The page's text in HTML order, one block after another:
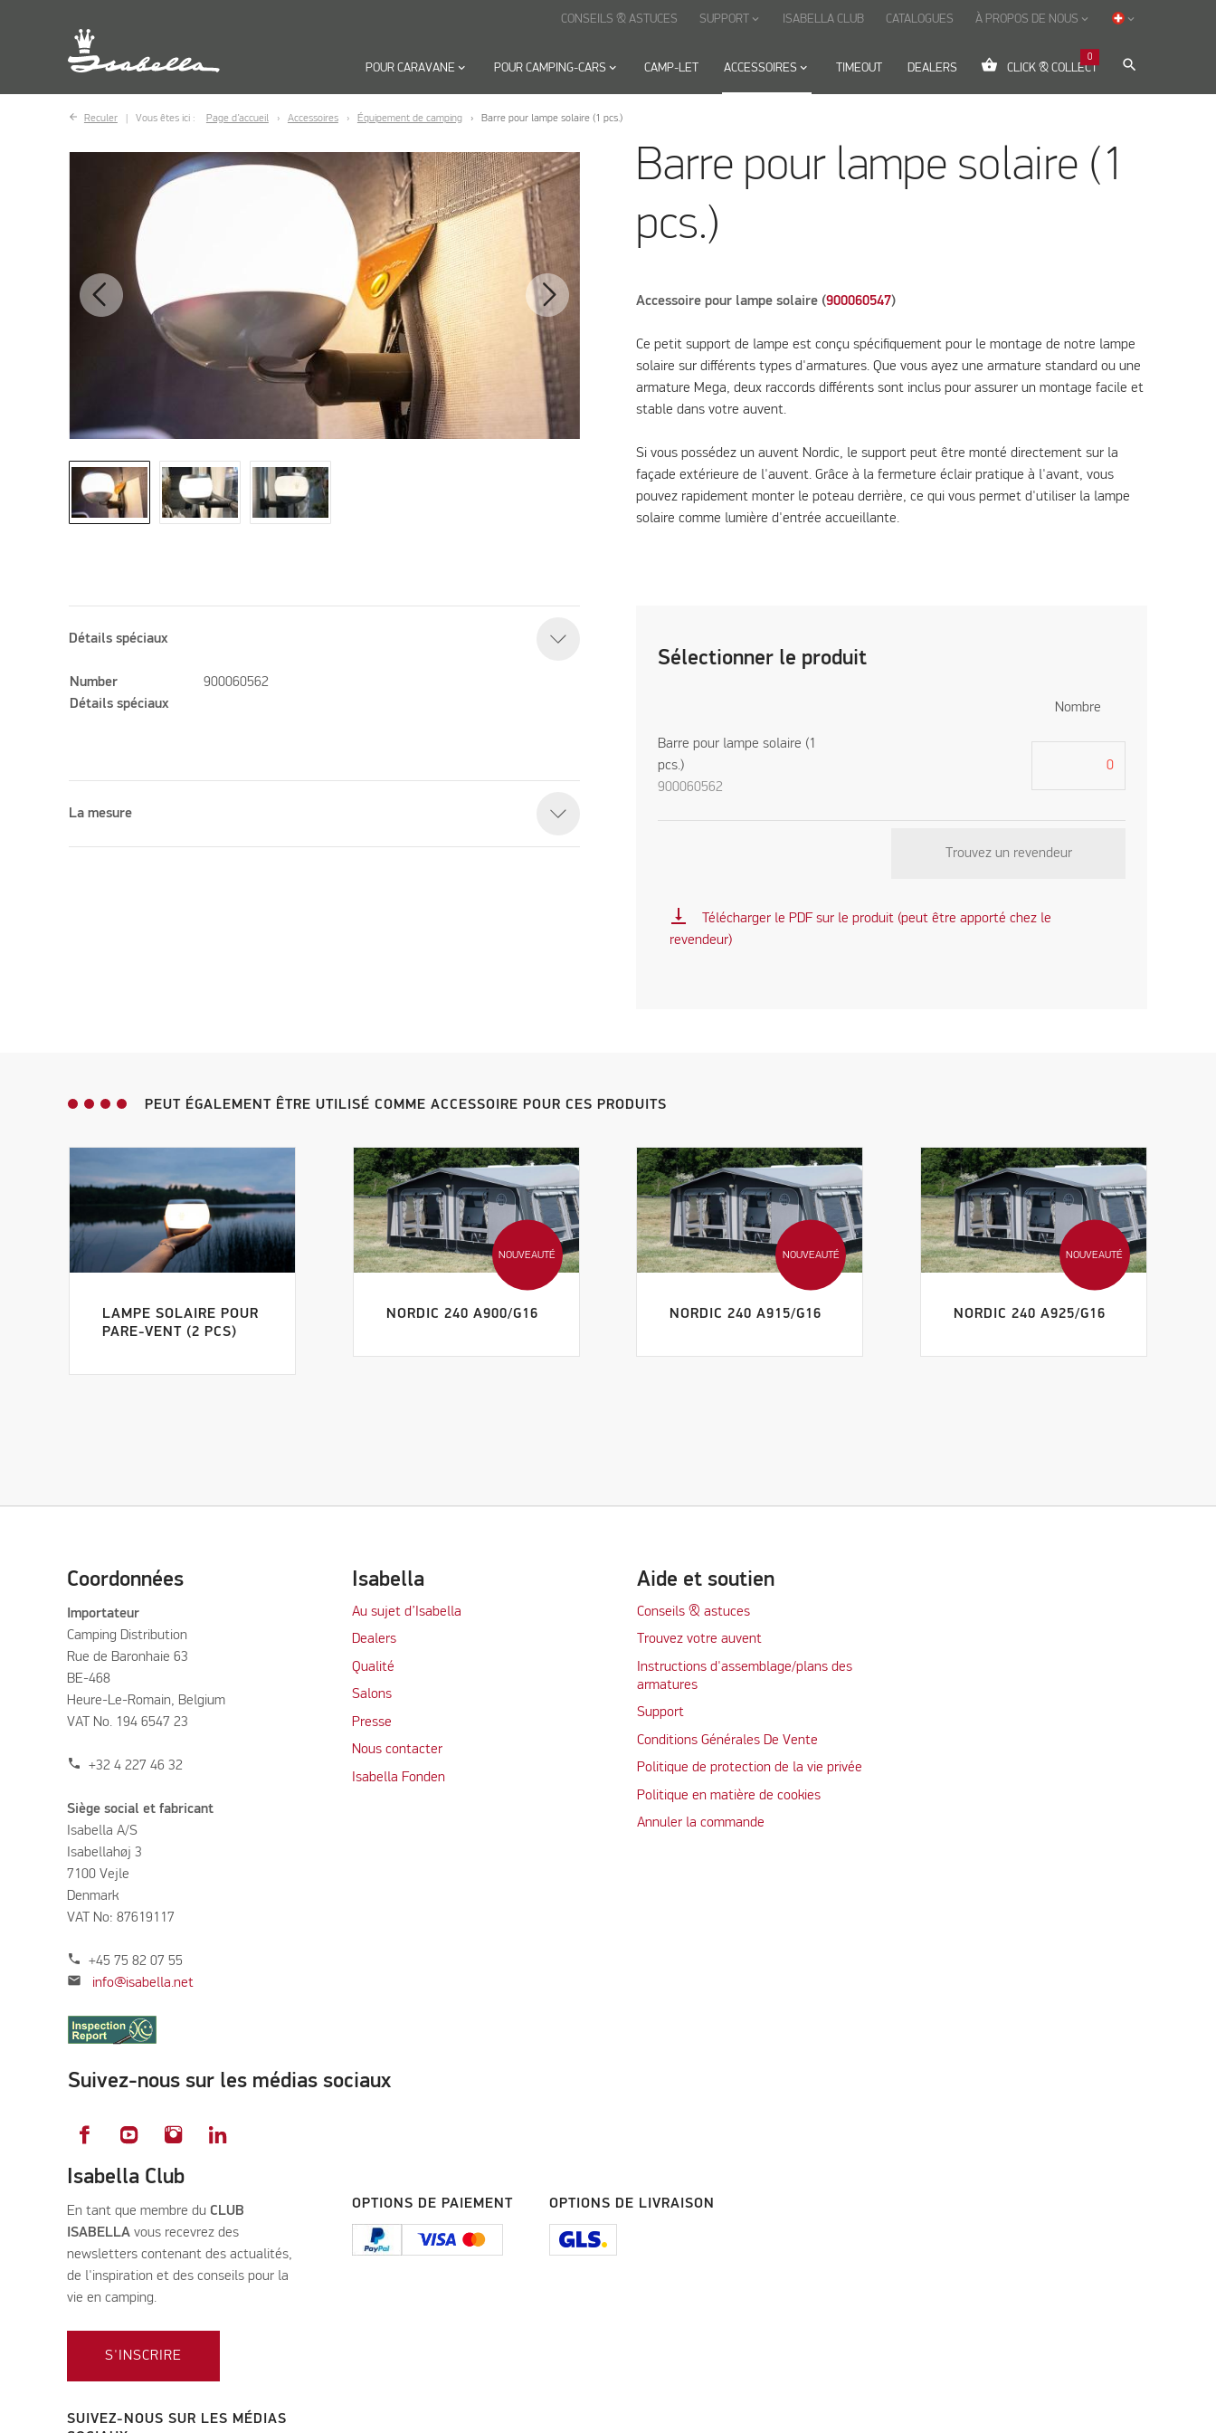
POUR CARAVANE keyboard_arrow_down POUR CAMPING-CARSkeyboard_arrow_down CAMP-LET ACCESSOIRES keyboard_arrow_down TIMEOUT DEALERS shopping_basket CLICK & COLLECT
0
search
CONSEILS & ASTUCES SUPPORT keyboard_arrow_down ISABELLA CLUB CATALOGUES À PROPOS DE NOUS keyboard_arrow_down keyboard_arrow_down
Reculer Vous êtes ici : Page d’accueil Accessoires Équipement de camping Barre pour lampe solaire (1 pcs.)
Barre pour lampe solaire (1
pcs.)
Accessoire pour lampe solaire (900060547)
Ce petit support de lampe est conçu spécifiquement pour le montage de notre lampe
solaire sur différents types d'armatures. Que vous ayez une armature standard ou une
armature Mega, deux raccords différents sont inclus pour assurer un montage facile et
stable dans votre auvent.
Si vous possédez un auvent Nordic, le support peut être monté directement sur la
façade extérieure de l'auvent. Grâce à la fermeture éclair pratique à l'avant, vous
pouvez rapidement monter le poteau derrière, ce qui vous permet d'utiliser la lampe
solaire comme lumière d'entrée accueillante.
Sélectionner le produit
Nombre
Barre pour lampe solaire (1
pcs.)
900060562
Trouvez un revendeur
vertical_align_bottom
Télécharger le PDF sur le produit (peut être apporté chez le
revendeur)
Détails spéciaux
Number
900060562
Détails spéciaux
La mesure
PEUT ÉGALEMENT ÊTRE UTILISÉ COMME ACCESSOIRE POUR CES PRODUITS
LAMPE SOLAIRE POUR
PARE-VENT (2 PCS)
NOUVEAUTÉ
NORDIC 240 A900/G16
NOUVEAUTÉ
NORDIC 240 A915/G16
NOUVEAUTÉ
NORDIC 240 A925/G16
Coordonnées
Importateur
Camping Distribution
Rue de Baronhaie 63
BE-468
Heure-Le-Romain, Belgium
VAT No. 194 6547 23
phone +32 4 227 46 32
Siège social et fabricant
Isabella A/S
Isabellahøj 3
7100 Vejle
Denmark
VAT No: 87619117
phone +45 75 82 07 55
mail info@isabella.net
Isabella
Au sujet d’Isabella
Dealers
Qualité
Salons
Presse
Nous contacter
Isabella Fonden
Aide et soutien
Conseils & astuces
Trouvez votre auvent
Instructions d'assemblage/plans des
armatures
Support
Conditions Générales De Vente
Politique de protection de la vie privée
Politique en matière de cookies
Annuler la commande
Suivez-nous sur les médias sociaux
Isabella Club
En tant que membre du CLUB
ISABELLA vous recevrez des
newsletters contenant des actualités,
de l'inspiration et des conseils pour la
vie en camping.
S'INSCRIRE
SUIVEZ-NOUS SUR LES MÉDIAS
OPTIONS DE PAIEMENT OPTIONS DE LIVRAISON